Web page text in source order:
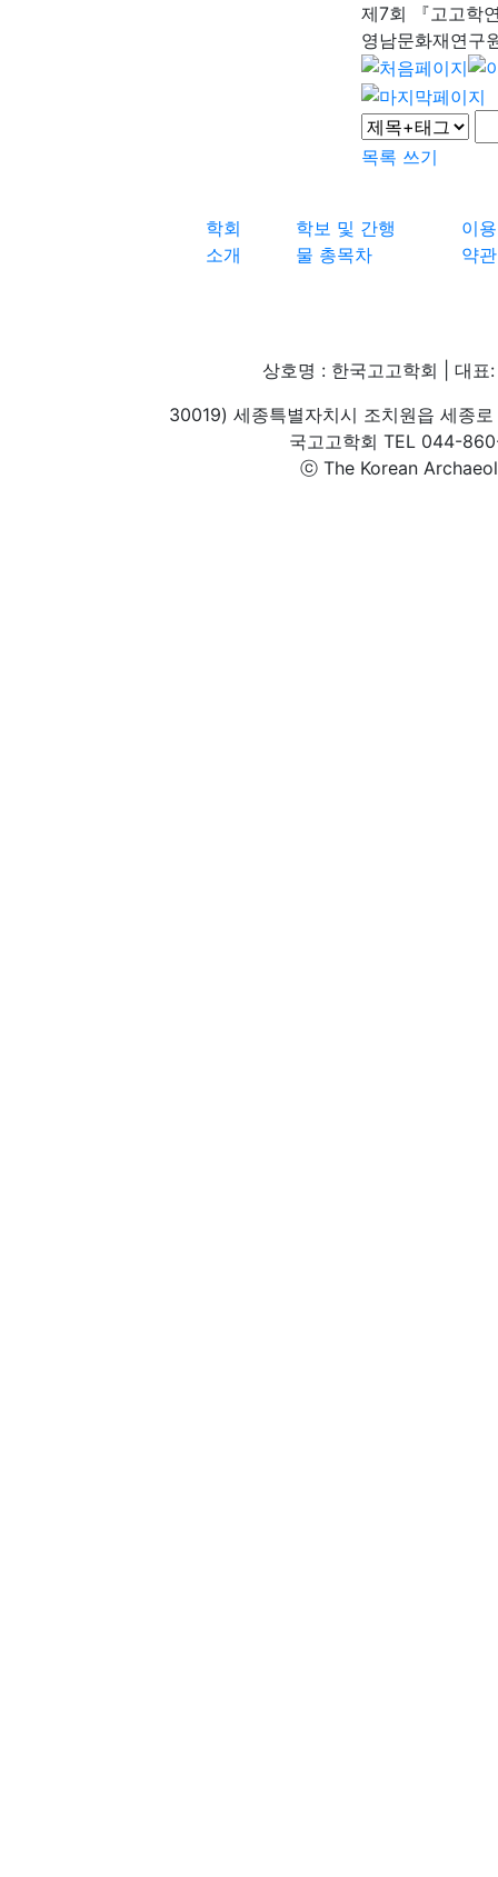
제7회 『고고학
영남문화재연구
목록 쓰기
학회
소개
학보 및 간행
물 총목차
이용
약관
상호명 : 한국고고학회 | 대
30019) 세종특별자치시 조치원읍 세종
국고고학회 TEL 044-
ⓒ The Korean